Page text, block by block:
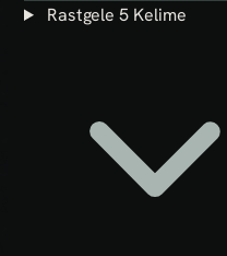
Rastgele 5 Kelime